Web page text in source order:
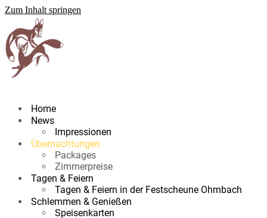
Zum Inhalt springen
Home
News
Impressionen
Übernachtungen
Packages
Zimmerpreise
Tagen & Feiern
Tagen & Feiern in der Festscheune Ohrnbach
Schlemmen & Genießen
Speisenkarten